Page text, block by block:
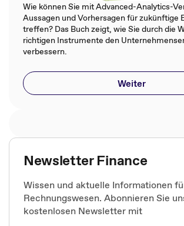
Wie können Sie mit Advanced-Analytics-
Aussagen und Vorhersagen für zukünftige
treffen? Das Buch zeigt, wie Sie durch die
richtigen Instrumente den
verbessern.
Weiter
Newsletter Finance
Wissen und aktuelle Informationen
Rechnungswesen. Abonnieren Sie
kostenlosen Newsletter mit